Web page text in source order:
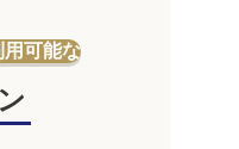
用可能な